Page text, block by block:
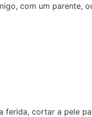
com um parente,
ferida, cortar a pele